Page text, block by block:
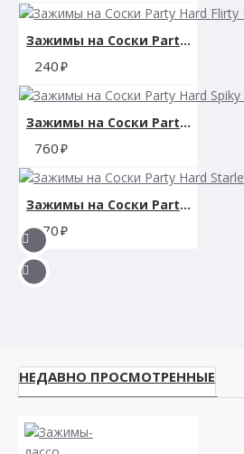
Производитель: California Exotic
Зажимы на Cоски Party Hard Flirty 1133-01lola
240
Зажимы на Cоски Party Hard Spiky 1163-01lola
760
Зажимы на Cоски Party Hard Starlet 1135-01lola
670
НЕДАВНО ПРОСМОТРЕННЫЕ